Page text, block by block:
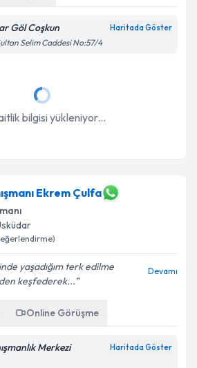
Talebini Gönder
Göl Coşkun Haritada Göster
Selim Caddesi No:57/4
bilgisi yükleniyor...
Ekrem Çulfa
yaşadığım terk edilme
keşfederek...
Devamı
Online Görüşme
Merkezi Haritada Göster